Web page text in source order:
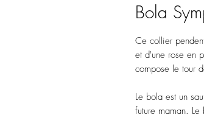
Bola
Ce collier
et d'une rose en
compose le tour
Le bola est un
future maman.